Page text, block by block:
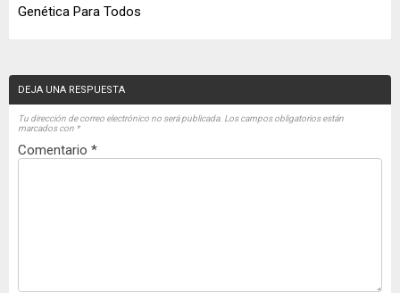
Genética Para Todos
DEJA UNA RESPUESTA
Tu dirección de correo electrónico no será publicada. Los campos obligatorios están
marcados con *
Comentario *